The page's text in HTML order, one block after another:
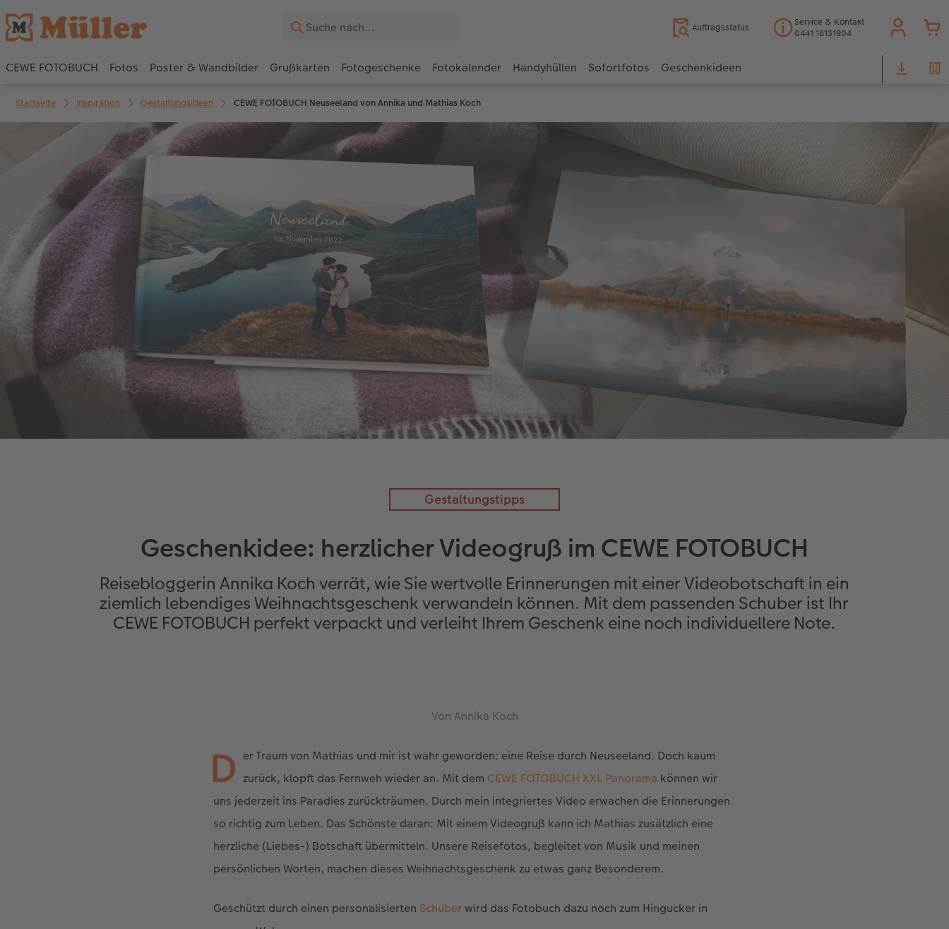
Auftragsstatus
Service & Kontakt
0441 18131904
CEWE FOTOBUCH Fotos Poster & Wandbilder Grußkarten Fotogeschenke Fotokalender Handyhüllen Sofortfotos Geschenkideen
Startseite Inspiration Gestaltungsideen CEWE FOTOBUCH Neuseeland von Annika und Mathias Koch
Gestaltungstipps
Geschenkidee: herzlicher Videogruß im CEWE FOTOBUCH
Reisebloggerin Annika Koch verrät, wie Sie wertvolle Erinnerungen mit einer Videobotschaft in ein
ziemlich lebendiges Weihnachtsgeschenk verwandeln können. Mit dem passenden Schuber ist Ihr
CEWE FOTOBUCH perfekt verpackt und verleiht Ihrem Geschenk eine noch individuellere Note.
Von Annika Koch
D er Traum von Mathias und mir ist wahr geworden: eine Reise durch Neuseeland. Doch kaum
zurück, klopft das Fernweh wieder an. Mit dem CEWE FOTOBUCH XXL Panorama können wir
uns jederzeit ins Paradies zurückträumen. Durch mein integriertes Video erwachen die Erinnerungen
so richtig zum Leben. Das Schönste daran: Mit einem Videogruß kann ich Mathias zusätzlich eine
herzliche (Liebes-) Botschaft übermitteln. Unsere Reisefotos, begleitet von Musik und meinen
persönlichen Worten, machen dieses Weihnachtsgeschenk zu etwas ganz Besonderem.
Geschützt durch einen personalisierten Schuberwird das Fotobuch dazu noch zum Hingucker in